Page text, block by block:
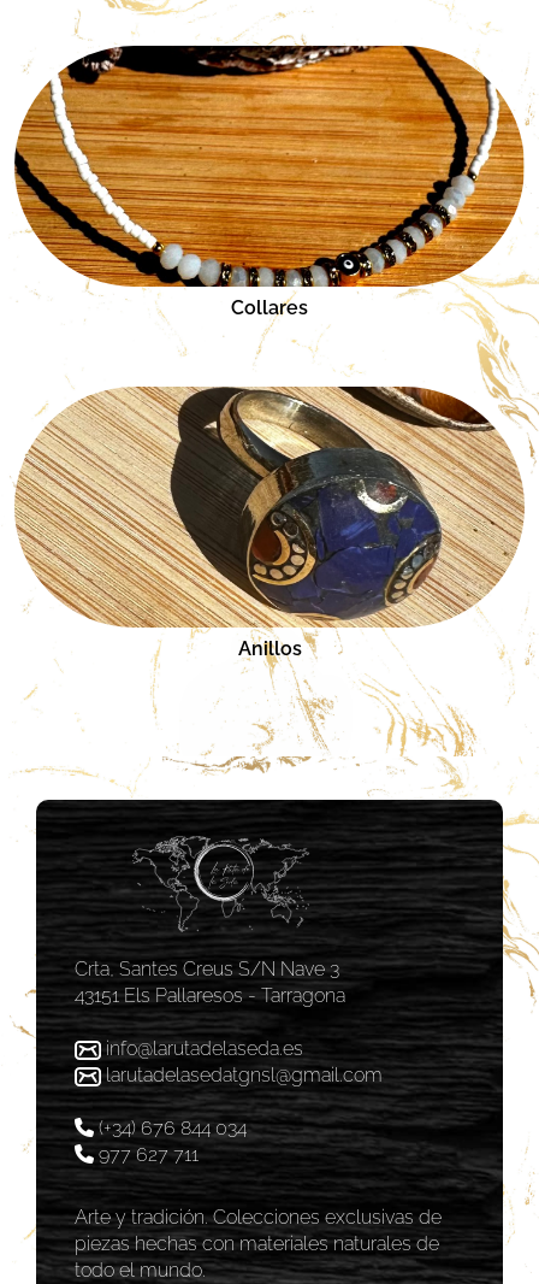
Collares
Anillos
Crta, Santes Creus S/N Nave 3
43151 Els Pallaresos - Tarragona
info@larutadelaseda.es
larutadelasedatgnsl@gmail.com
(+34) 676 844 034
977 627 711
Arte y tradición. Colecciones exclusivas de
piezas hechas con materiales naturales de
todo el mundo.